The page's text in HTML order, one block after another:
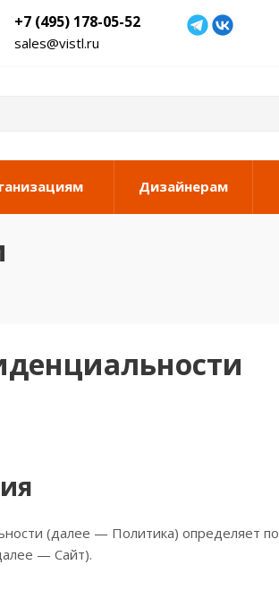
+7 (495) 178-05-52
sales@vistl.ru
Дизайнерам
(далее — Политика) определяет
— Сайт).